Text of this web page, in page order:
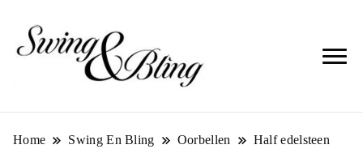
Home Swing En Bling Oorbellen
Half edelsteen